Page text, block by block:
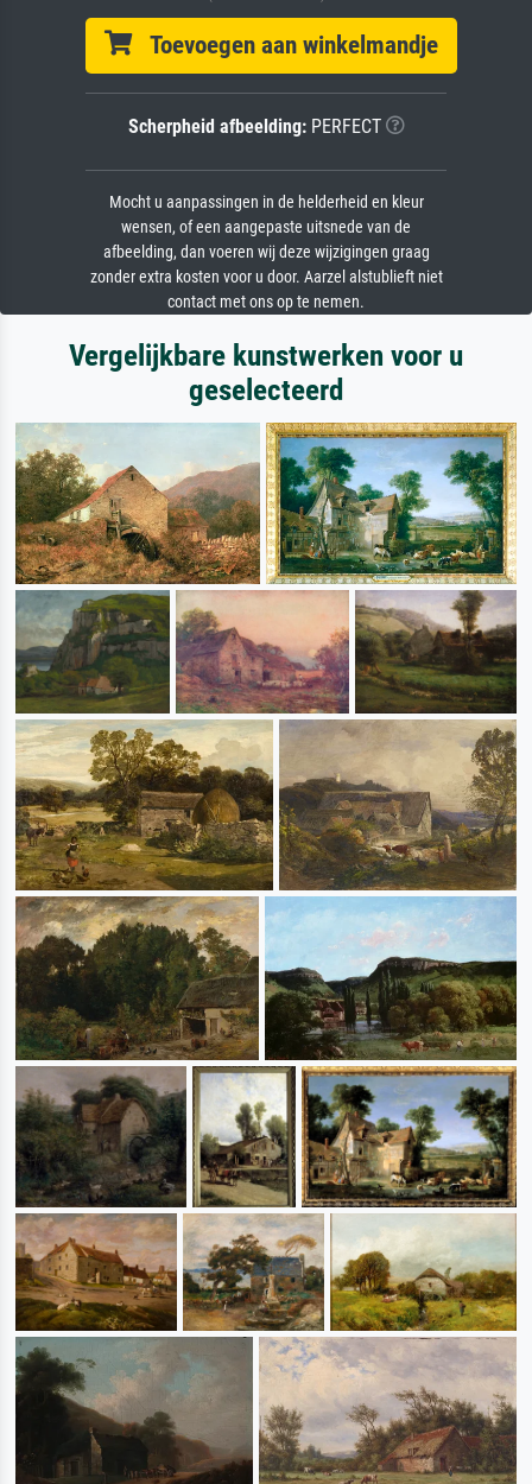
Toevoegen aan winkelmandje
Scherpheid afbeelding:PERFECT
Mocht u aanpassingen in de helderheid en kleur
wensen, of een aangepaste uitsnede van de
afbeelding, dan voeren wij deze wijzigingen graag
zonder extra kosten voor u door. Aarzel alstublieft niet
contact met ons op te nemen.
Vergelijkbare kunstwerken voor u
geselecteerd